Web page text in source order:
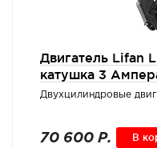
Двигатель Lifan
катушка 3
Двухцилиндровые
70 600 Р. В